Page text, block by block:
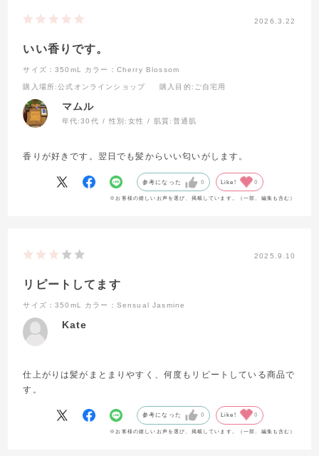
2026.3.22
いい香りです。
サイズ：350mL カラー：Cherry Blossom
購入場所:公式オンラインショップ 購入目的 :ご自宅用
マムル
年代:30代 性別: 女性 肌質: 普通肌
香りが好きです。翌日でも髪からいい匂いがします。
参考になった 0 Like! 0
※お客様の嬉しいお声を選び、掲載しています。（一部、編集も含む）
2025.9.10
リピートしてます
サイズ：350mL カラー：Sensual Jasmine
Kate
仕上がりは髪がまとまりやすく、何度もリピートしている商品で
す。
参考になった 0 Like! 0
※お客様の嬉しいお声を選び、掲載しています。（一部、編集も含む）